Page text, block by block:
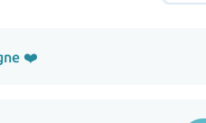
❤️